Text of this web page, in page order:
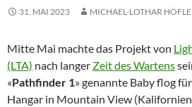
31. MAI 2023 MICHAEL-LOTHAR
Mitte Mai machte das Projekt von
(LTA) nach langer Zeit des Wartens
«Pathfinder 1» genannte Baby flog
Hangar in Mountain View